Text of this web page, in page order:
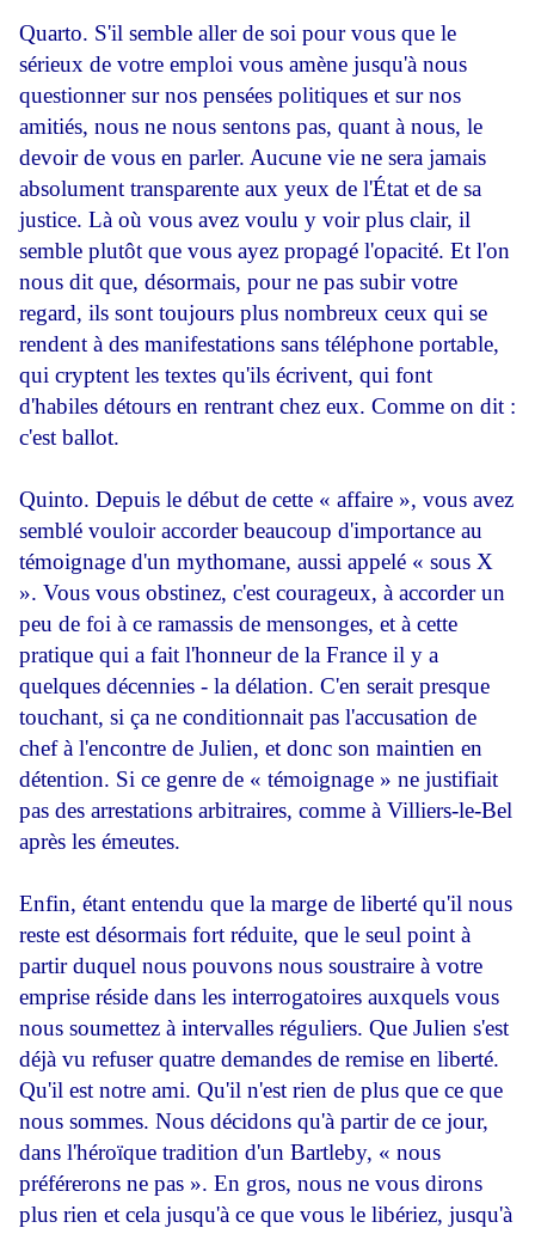
Quarto. S'il semble aller de soi pour vous que le
sérieux de votre emploi vous amène jusqu'à nous
questionner sur nos pensées politiques et sur nos
amitiés, nous ne nous sentons pas, quant à nous, le
devoir de vous en parler. Aucune vie ne sera jamais
absolument transparente aux yeux de l'État et de sa
justice. Là où vous avez voulu y voir plus clair, il
semble plutôt que vous ayez propagé l'opacité. Et l'on
nous dit que, désormais, pour ne pas subir votre
regard, ils sont toujours plus nombreux ceux qui se
rendent à des manifestations sans téléphone portable,
qui cryptent les textes qu'ils écrivent, qui font
d'habiles détours en rentrant chez eux. Comme on dit :
c'est ballot.
Quinto. Depuis le début de cette « affaire », vous avez
semblé vouloir accorder beaucoup d'importance au
témoignage d'un mythomane, aussi appelé « sous X
». Vous vous obstinez, c'est courageux, à accorder un
peu de foi à ce ramassis de mensonges, et à cette
pratique qui a fait l'honneur de la France il y a
quelques décennies - la délation. C'en serait presque
touchant, si ça ne conditionnait pas l'accusation de
chef à l'encontre de Julien, et donc son maintien en
détention. Si ce genre de « témoignage » ne justifiait
pas des arrestations arbitraires, comme à Villiers-le-Bel
après les émeutes.
Enfin, étant entendu que la marge de liberté qu'il nous
reste est désormais fort réduite, que le seul point à
partir duquel nous pouvons nous soustraire à votre
emprise réside dans les interrogatoires auxquels vous
nous soumettez à intervalles réguliers. Que Julien s'est
déjà vu refuser quatre demandes de remise en liberté.
Qu'il est notre ami. Qu'il n'est rien de plus que ce que
nous sommes. Nous décidons qu'à partir de ce jour,
dans l'héroïque tradition d'un Bartleby, « nous
préférerons ne pas ». En gros, nous ne vous dirons
plus rien et cela jusqu'à ce que vous le libériez, jusqu'à